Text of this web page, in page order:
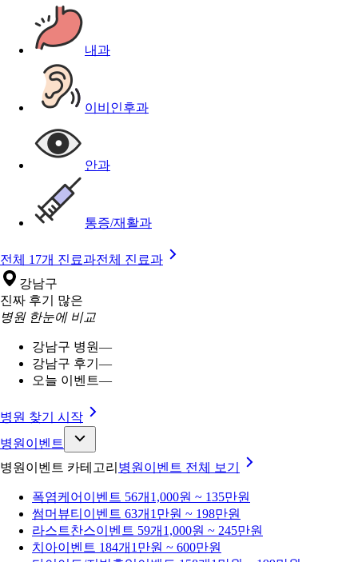
내과
이비인후과
안과
통증/재활과
전체 17개 진료과전체 진료과
강남구
진짜 후기 많은
병원 한눈에 비교
강남구 병원—
강남구 후기 —
오늘 이벤트—
병원 찾기 시작
병원이벤트
병원이벤트 카테고리 병원이벤트 전체 보기
폭염케어 이벤트 56개 1,000원 ~ 135만원
썸머뷰티 이벤트 63개 1만원 ~ 198만원
라스트찬스이벤트 59개 1,000원 ~ 245만원
치아이벤트 184개 1만원 ~ 600만원